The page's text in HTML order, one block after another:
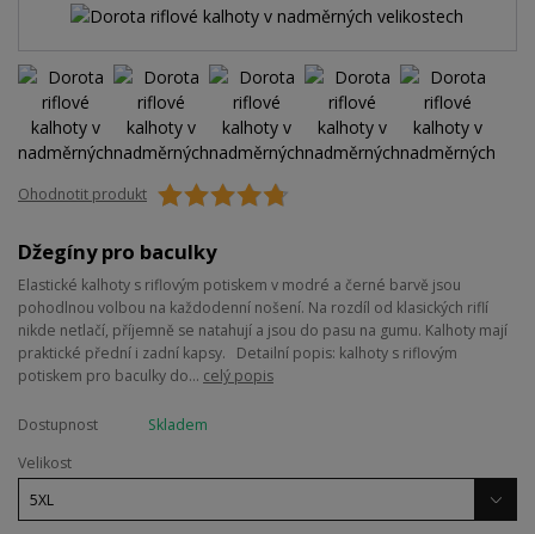
Ohodnotit produkt
Džegíny pro baculky
Elastické kalhoty s riflovým potiskem v modré a černé barvě jsou
pohodlnou volbou na každodenní nošení. Na rozdíl od klasických riflí
nikde netlačí, příjemně se natahují a jsou do pasu na gumu. Kalhoty mají
praktické přední i zadní kapsy. Detailní popis: kalhoty s riflovým
potiskem pro baculky do... celý popis
Dostupnost
Skladem
Velikost